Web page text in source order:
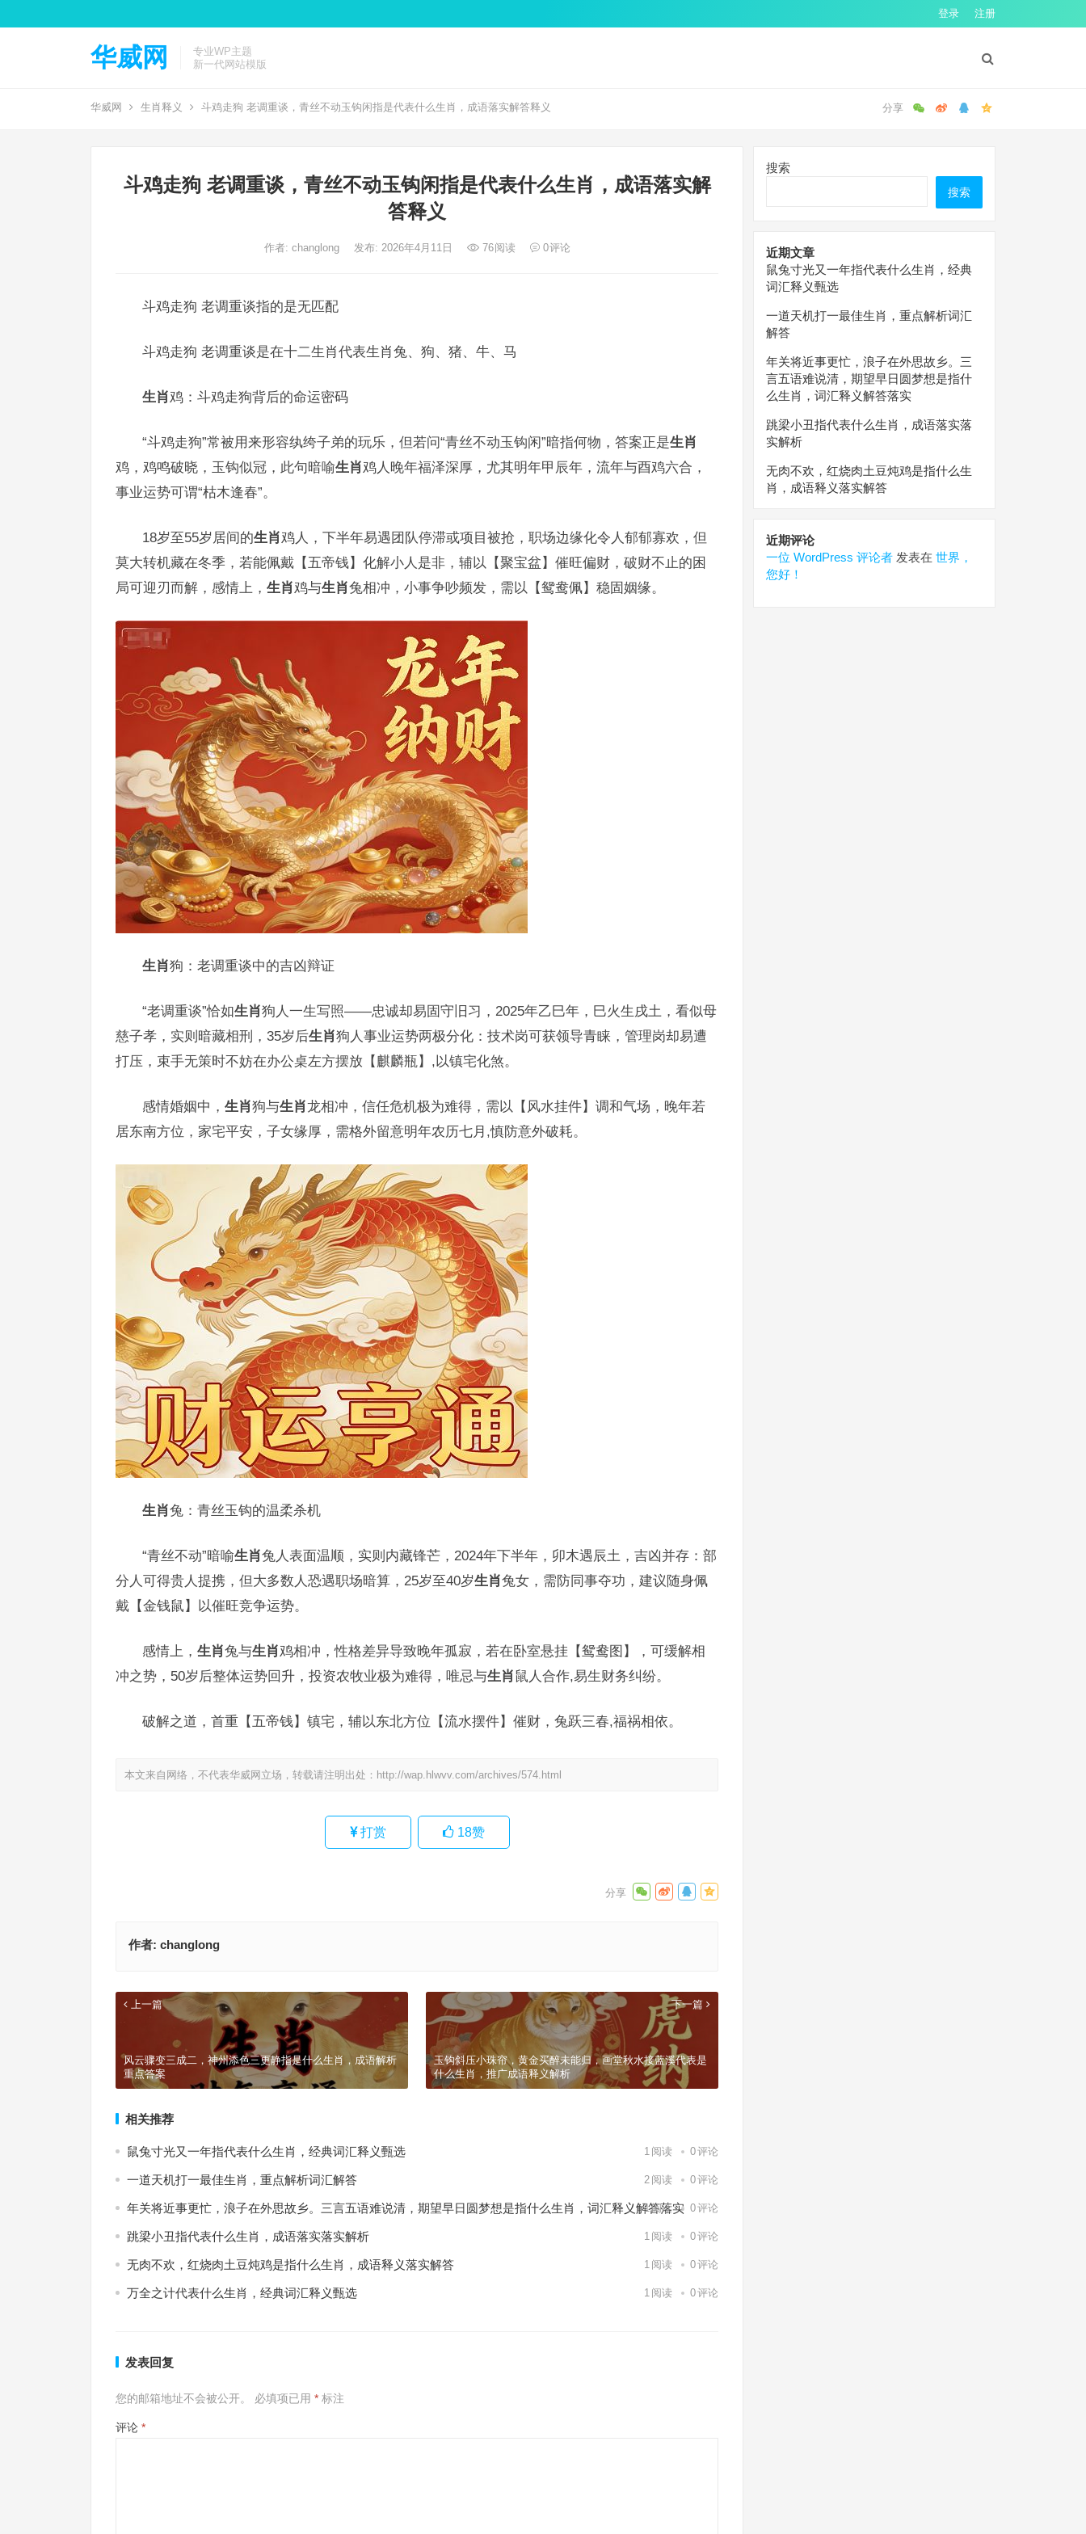
登录 注册
华威网
专业WP主题
新一代网站模版
华威网 生肖释义 斗鸡走狗 老调重谈，青丝不动玉钩闲指是代表什么生肖，成语落实解答释义
斗鸡走狗 老调重谈，青丝不动玉钩闲指是代表什么生肖，成语落实解
答释义
作者: changlong 发布: 2026年4月11日 76阅读 0评论
斗鸡走狗 老调重谈指的是无匹配
斗鸡走狗 老调重谈是在十二生肖代表生肖兔、狗、猪、牛、马
生肖鸡：斗鸡走狗背后的命运密码
“斗鸡走狗”常被用来形容纨绔子弟的玩乐，但若问“青丝不动玉钩闲”暗指何物，答案正是生肖
鸡，鸡鸣破晓，玉钩似冠，此句暗喻生肖鸡人晚年福泽深厚，尤其明年甲辰年，流年与酉鸡六合，
事业运势可谓“枯木逢春”。
18岁至55岁居间的生肖鸡人，下半年易遇团队停滞或项目被抢，职场边缘化令人郁郁寡欢，但
莫大转机藏在冬季，若能佩戴【五帝钱】化解小人是非，辅以【聚宝盆】催旺偏财，破财不止的困
局可迎刃而解，感情上， 生肖鸡与生肖兔相冲，小事争吵频发，需以【鸳鸯佩】稳固姻缘。
生肖狗：老调重谈中的吉凶辩证
“老调重谈”恰如生肖狗人一生写照——忠诚却易固守旧习，2025年乙巳年，巳火生戌土，看似母
慈子孝，实则暗藏相刑，35岁后生肖狗人事业运势两极分化：技术岗可获领导青睐，管理岗却易遭
打压，束手无策时不妨在办公桌左方摆放【麒麟瓶】,以镇宅化煞。
感情婚姻中， 生肖狗与生肖龙相冲，信任危机极为难得，需以【风水挂件】调和气场，晚年若
居东南方位，家宅平安，子女缘厚，需格外留意明年农历七月,慎防意外破耗。
生肖兔：青丝玉钩的温柔杀机
“青丝不动”暗喻生肖兔人表面温顺，实则内藏锋芒，2024年下半年，卯木遇辰土，吉凶并存：部
分人可得贵人提携，但大多数人恐遇职场暗算，25岁至40岁生肖兔女，需防同事夺功，建议随身佩
戴【金钱鼠】以催旺竞争运势。
感情上， 生肖兔与生肖鸡相冲，性格差异导致晚年孤寂，若在卧室悬挂【鸳鸯图】，可缓解相
冲之势，50岁后整体运势回升，投资农牧业极为难得，唯忌与生肖鼠人合作,易生财务纠纷。
破解之道，首重【五帝钱】镇宅，辅以东北方位【流水摆件】催财，兔跃三春,福祸相依。
本文来自网络，不代表华威网立场，转载请注明出处： http://wap.hlwvv.com/archives/574.html
打赏 18赞
作者: changlong
上一篇
风云骤变三成二，神州添色三更静指是什么生肖，成语解析
重点答案
下一篇
玉钩斜压小珠帘，黄金买醉未能归，画堂秋水接蓝溪代表是
什么生肖，推广成语释义解析
相关推荐
鼠兔寸光又一年指代表什么生肖，经典词汇释义甄选 1 阅读 0评论
一道天机打一最佳生肖，重点解析词汇解答 2 阅读 0评论
年关将近事更忙，浪子在外思故乡。三言五语难说清，期望早日圆梦想是指什么生肖，词汇释义解答落实
1阅读 0评论
跳梁小丑指代表什么生肖，成语落实落实解析 1 阅读 0评论
无肉不欢，红烧肉土豆炖鸡是指什么生肖，成语释义落实解答 1 阅读 0评论
万全之计代表什么生肖，经典词汇释义甄选 1 阅读 0评论
发表回复
您的邮箱地址不会被公开。 必填项已用 * 标注
评论 *
搜索
搜索
近期文章
鼠兔寸光又一年指代表什么生肖，经典
词汇释义甄选
一道天机打一最佳生肖，重点解析词汇
解答
年关将近事更忙，浪子在外思故乡。三
言五语难说清，期望早日圆梦想是指什
么生肖，词汇释义解答落实
跳梁小丑指代表什么生肖，成语落实落
实解析
无肉不欢，红烧肉土豆炖鸡是指什么生
肖，成语释义落实解答
近期评论
一位 WordPress 评论者 发表在 世界，
您好！